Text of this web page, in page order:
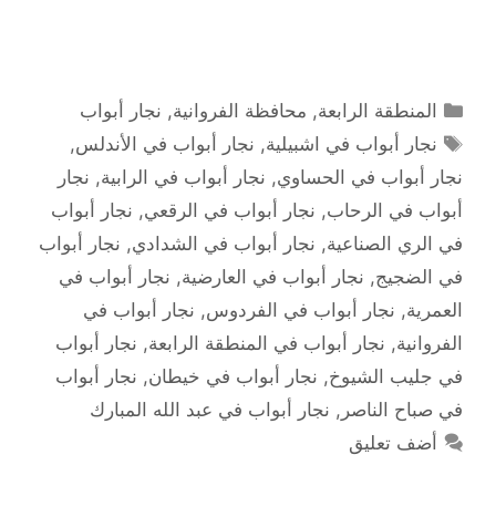
التصنيفات
المنطقة الرابعة, محافظة الفروانية, نجار أبواب
الوسوم
نجار أبواب في اشبيلية, نجار أبواب في الأندلس,
نجار أبواب في الحساوي, نجار أبواب في الرابية, نجار
أبواب في الرحاب, نجار أبواب في الرقعي, نجار أبواب
في الري الصناعية, نجار أبواب في الشدادي, نجار أبواب
في الضجيج, نجار أبواب في العارضية, نجار أبواب في
العمرية, نجار أبواب في الفردوس, نجار أبواب في
الفروانية, نجار أبواب في المنطقة الرابعة, نجار أبواب
في جليب الشيوخ, نجار أبواب في خيطان, نجار أبواب
في صباح الناصر , نجار أبواب في عبد الله المبارك
أضف تعليق